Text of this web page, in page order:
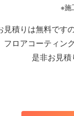
※施
見積りは無料です
フロアコーティン
是非お見積